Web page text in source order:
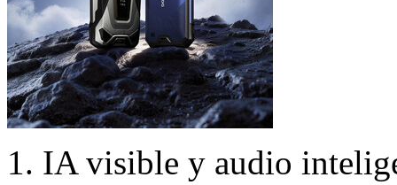
1. IA visible y audio